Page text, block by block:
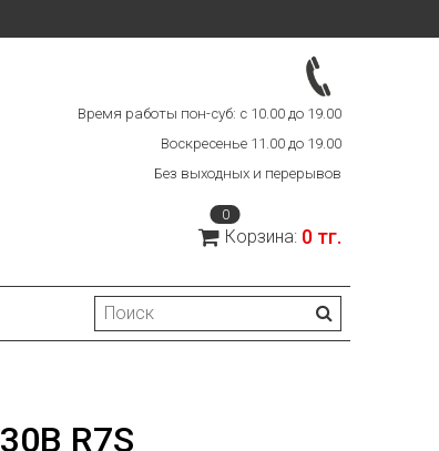
Время работы пон-суб: с 10.00 до 19.00
Воскресенье 11.00 до 19.00
Без выходных и перерывов
0
Корзина: 0 тг.
R7S